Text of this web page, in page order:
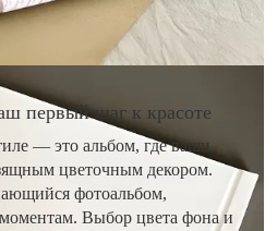
первый шаг к красоте
— это альбом, где ваши
цветочным декором.
фотоальбом,
Выбор цвета фона и